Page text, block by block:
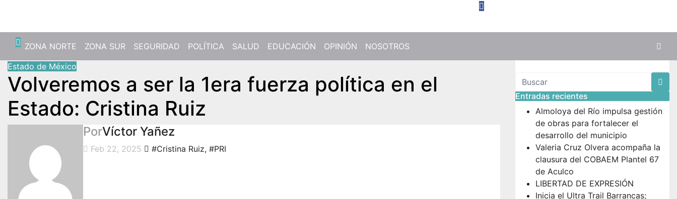
ZONA NORTE ZONA SUR SEGURIDAD POLÍTICA SALUD EDUCACIÓN OPINIÓN
NOSOTROS
Estado de México
Volveremos a ser la 1era fuerza política en el
Estado: Cristina Ruiz
PorVíctor Yañez
Feb 22, 2025 #Cristina Ruiz, #PRI
Entradas recientes
Almoloya del Río impulsa gestión
de obras para fortalecer el
desarrollo del municipio
Valeria Cruz Olvera acompaña la
clausura del COBAEM Plantel 67
de Aculco
LIBERTAD DE EXPRESIÓN
Inicia el Ultra Trail Barrancas;